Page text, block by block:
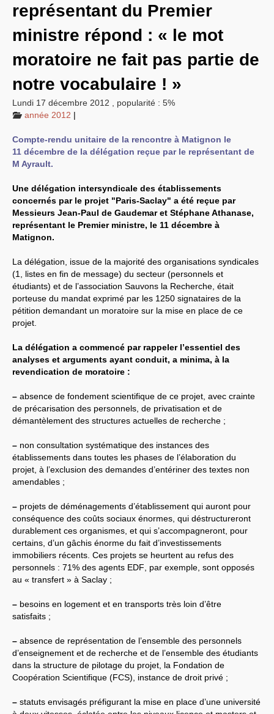
EXPRESSIONS SUD-RECH
Année 2026
Année 2025
Année 2023
Motions d’actualité du
congrès 2023 à Sète
Année 2022
Année 2020
Année 2019
Année 2017
Année 2016
Année 2015
année 2014
Année 2012
année 2011
Année 2010
Année 2009
Année 2008
Année 2007
Année 2006
Année 2004
Année 2003
LES BRANCHES
CNRS INRIA
Archives diverses
mémoire
Accès aux moyens
informatiques
Concours interne
Evaluation des Ingénieurs
et Techniciens
SIRHUS- Dossier
Carrière
traitement
Plate-forme revendicative
Références, utilitaires,etc.
SUD -REauCNRS
Instances du
CCP2008
CCP2011
CoNRS 2008
2010
CT2012
CT2013 - 2014
C.S. duCNRS 2014
CA2013
CAP 2011
CNSPH
mandat 2017-2021
CSA 2026
CT2011 - 2014
CT2015-2018
CT- CAP-CCP2014
Scientifique - CoNRS
représentant du Premier
ministre répond : « le mot
moratoire ne fait pas partie de
notre vocabulaire ! »
Lundi 17 décembre 2012
popularité : 5%
année 2012 |
Compte-rendu unitaire de la rencontre à Matignon le
11 décembre de la délégation reçue par le représentant de
M Ayrault.
Une délégation intersyndicale des établissements
concernés par le projet "Paris-Saclay" a été reçue par
Messieurs Jean-Paul de Gaudemar et Stéphane Athanase,
représentant le Premier ministre, le 11 décembre à
Matignon.
La délégation, issue de la majorité des organisations syndicales
(1, listes en fin de message) du secteur (personnels et
étudiants) et de l’association Sauvons la Recherche, était
porteuse du mandat exprimé par les 1250 signataires de la
pétition demandant un moratoire sur la mise en place de ce
projet.
La délégation a commencé par rappeler l’essentiel des
analyses et arguments ayant conduit, a minima, à la
revendication de moratoire :
– absence de fondement scientifique de ce projet, avec crainte
de précarisation des personnels, de privatisation et de
démantèlement des structures actuelles de recherche ;
– non consultation systématique des instances des
établissements dans toutes les phases de l’élaboration du
projet, à l’exclusion des demandes d’entériner des textes non
amendables ;
– projets de déménagements d’établissement qui auront pour
conséquence des coûts sociaux énormes, qui déstructureront
durablement ces organismes, et qui s’accompagneront, pour
certains, d’un gâchis énorme du fait d’investissements
immobiliers récents. Ces projets se heurtent au refus des
personnels : 71% des agents EDF , par exemple, sont opposés
au « transfert » à Saclay ;
– besoins en logement et en transports très loin d’être
satisfaits ;
– absence de représentation de l’ensemble des personnels
d’enseignement et de recherche et de l’ensemble des étudiants
dans la structure de pilotage du projet, la Fondation de
Coopération Scientifique (FCS), instance de droit privé ;
– statuts envisagés préfigurant la mise en place d’une université